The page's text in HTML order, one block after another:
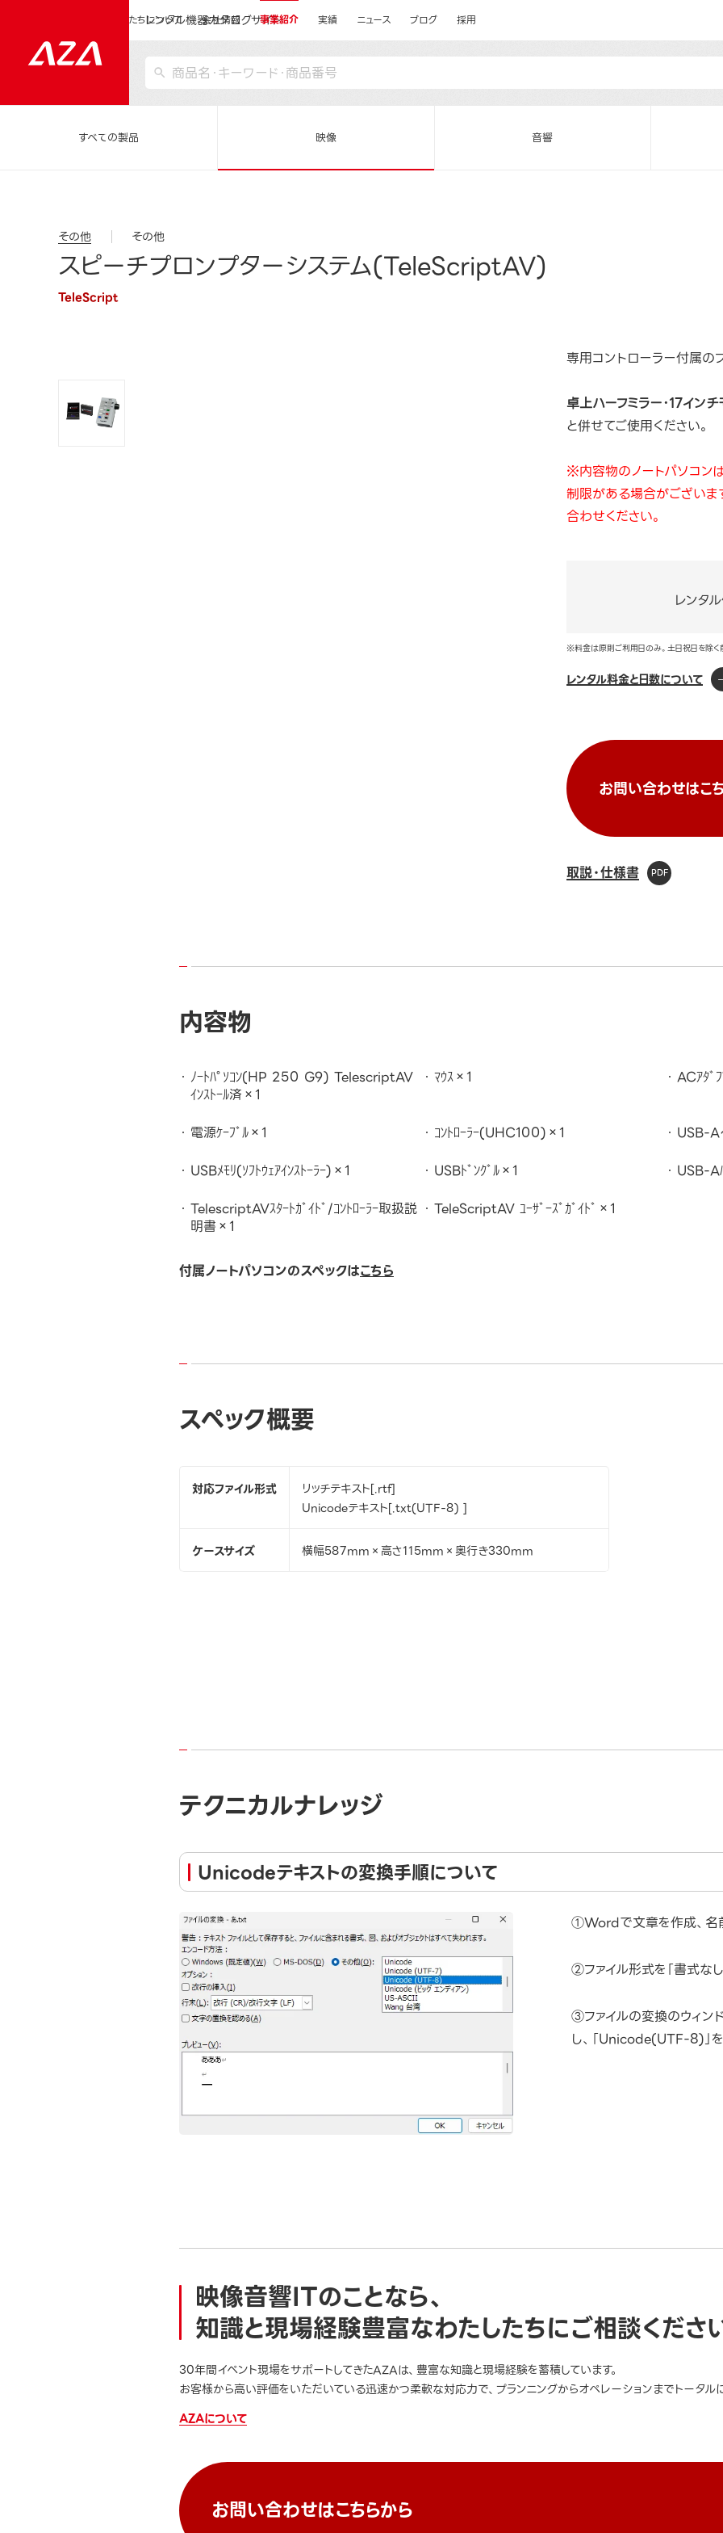
レンタル機器カタログサイト
私たちについて 会社情報 事業紹介 実績 ニュース ブログ 採用
すべての製品 映像 音響
その他 その他
スピーチプロンプターシステム(TeleScriptAV)
TeleScript
専用コントローラー付属の
卓上ハーフミラー･17インチ
と併せてご使用ください。
※内容物のノートパソコン
制限がある場合がござい
合わせください。
レンタ
※料金は原則ご利用日のみ。土日祝日を除く
レンタル料金と日数について
お問い合わせはこ
取説・仕様書
内容物
ﾉｰﾄﾊﾟｿｺﾝ(HP 250 G9) TelescriptAV
ｲﾝｽﾄｰﾙ済×1
ﾏｳｽ×1 ACｱﾀﾞ
電源ｹｰﾌﾞﾙ×1 ｺﾝﾄﾛｰﾗｰ(UHC100)×1
USB-A
USBﾒﾓﾘ(ｿﾌﾄｳｪｱｲﾝｽﾄｰﾗｰ)×1
USBﾄﾞﾝｸﾞﾙ×1
USB-A
TelescriptAVｽﾀｰﾄｶﾞｲﾄﾞ/ｺﾝﾄﾛｰﾗｰ取扱説
明書×1
TeleScriptAV ﾕｰｻﾞｰｽﾞｶﾞｲﾄﾞ×1
付属ノートパソコンのスペックはこちら
スペック概要
対応ファイル形式
リッチテキスト[.rtf]
Unicodeテキスト[.txt(UTF-8) ]
ケースサイズ 横幅587mm×高さ115mm×奥行き330mm
テクニカルナレッジ
Unicodeテキストの変換手順について
①Wordで文章を作成、名
②ファイル形式を「書式な
③ファイルの変換のウィン
し、「Unicode(UTF-8)」
映像音響ITのことなら、
知識と現場経験豊富なわたしたちにご相談くださ
30年間イベント現場をサポートしてきたAZAは、豊富な知識と現場経験を蓄積しています。
お客様から高い評価をいただいている迅速かつ柔軟な対応力で、プランニングからオペレーションまでトータル
AZAについて
お問い合わせはこちらから